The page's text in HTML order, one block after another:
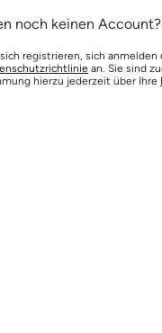
noch keinen Account?
registrieren, sich
an. Sie sind
hierzu jederzeit über Ihre